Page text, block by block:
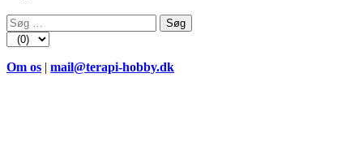
Søg
efter:
Om os | mail@terapi-hobby.dk